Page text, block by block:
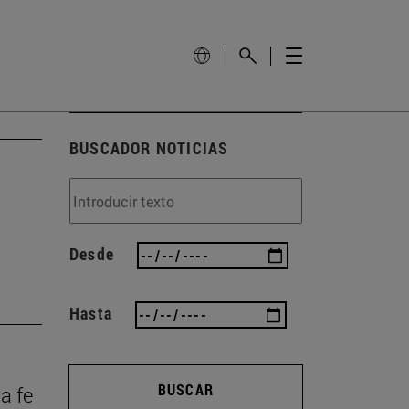
fe
BUSCADOR NOTICIAS
Desde
Hasta
BUSCAR